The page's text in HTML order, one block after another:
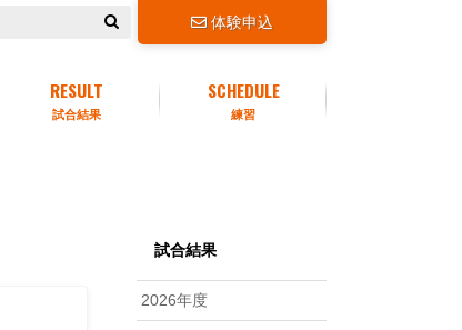
体験申込
試合結果
RESULT
練習
SCHEDULE
試合結果
2026年度